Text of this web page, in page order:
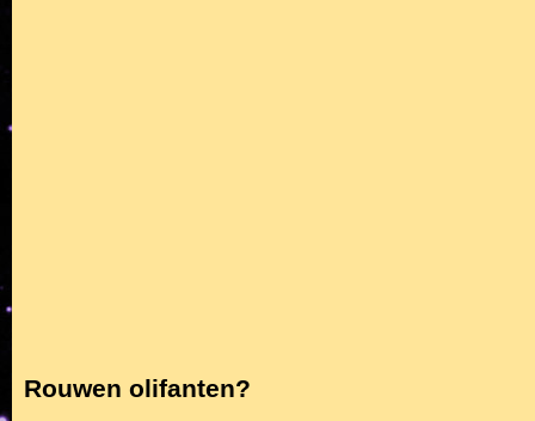
Rouwen olifanten?